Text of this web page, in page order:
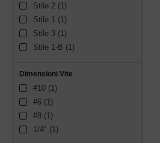
Stile 2 (1)
Stile 1 (1)
Stile 3 (1)
Stile 1-B (1)
Dimensioni Vite
#10 (1)
#6 (1)
#8 (1)
1/4" (1)